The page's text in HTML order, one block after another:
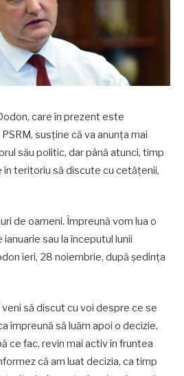
care în prezent este
susține că va anunța mai
său politic, dar până atunci, timp
în teritoriu să discute cu cetățenii,
de oameni. Împreună vom lua o
sau la începutul lunii
ieri, 28 noiembrie, după ședința
să discut cu voi despre ce se
împreună să luăm apoi o decizie.
ce fac, revin mai activ în fruntea
că am luat decizia, ca timp